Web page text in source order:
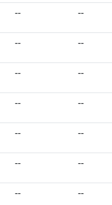
-- --
-- --
-- --
-- --
-- --
-- --
-- --